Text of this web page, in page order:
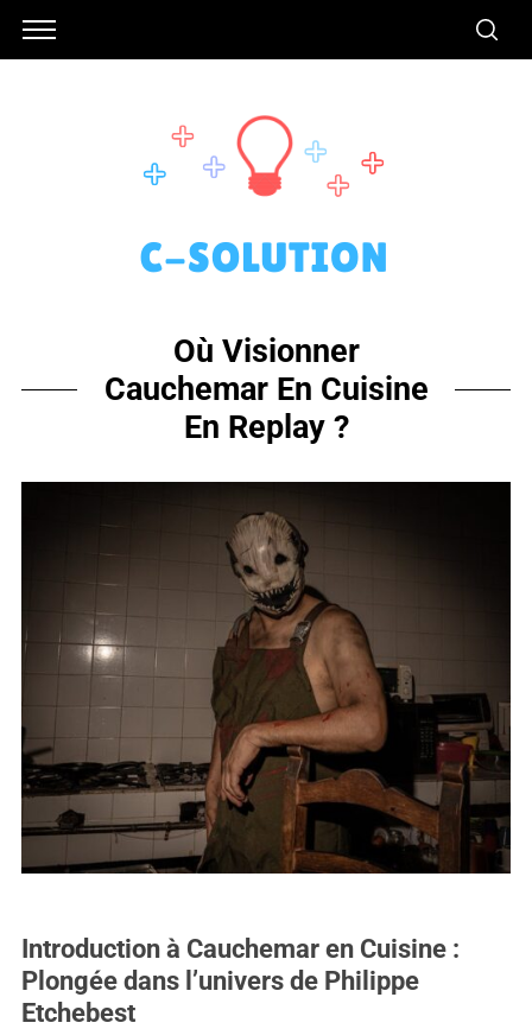
Où Visionner
Cauchemar En Cuisine
En Replay ?
Introduction à Cauchemar en Cuisine :
Plongée dans l’univers de Philippe
Etchebest